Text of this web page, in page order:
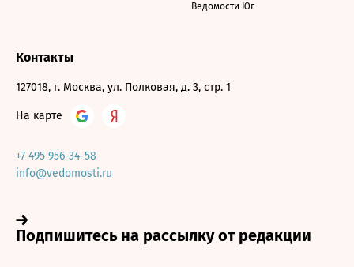
Ведомости Юг
Контакты
127018, г. Москва, ул. Полковая, д. 3, стр. 1
На карте
+7 495 956-34-58
info@vedomosti.ru